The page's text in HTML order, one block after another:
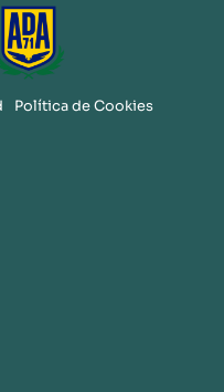
Política de Cookies